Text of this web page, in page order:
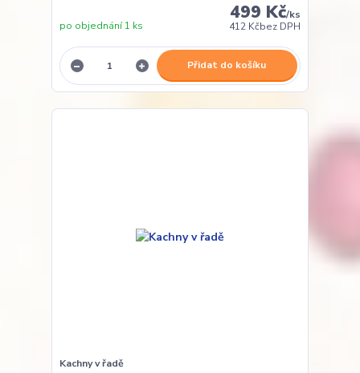
499 Kč/ks
412 Kčbez DPH
po objednání 1 ks
Přidat do košíku
Kachny v řadě